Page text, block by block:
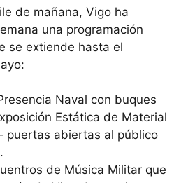
de mañana, Vigo ha
una programación
se extiende hasta el
Naval con buques
Estática de Material
puertas abiertas al público
de Música Militar que